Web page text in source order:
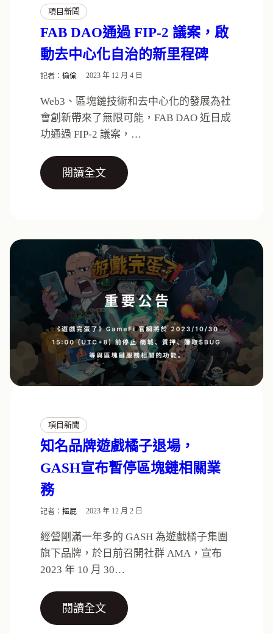
項目新聞
FAB DAO通過 FIP-2 議案，啟
動去中心化自治的新里程碑
記者： 偷偷 2023 年 12 月 4 日
Web3、區塊鏈技術和去中心化的發展為社
會創新帶來了無限可能，FAB DAO 近日成
功通過 FIP-2 議案，…
閱讀全文
項目新聞
知名品牌遊戲橘子退場，
GASH宣布暫停區塊鏈相關業
務
記者： 摳屁 2023 年 12 月 2 日
經營剛滿一年多的 GASH 為遊戲橘子集團
旗下品牌，於日前召開社群 AMA，宣布
2023 年 10 月 30…
閱讀全文